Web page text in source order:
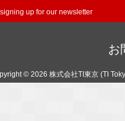
up for our newsletter
お
© 2026 株式会社TI東京 (TI